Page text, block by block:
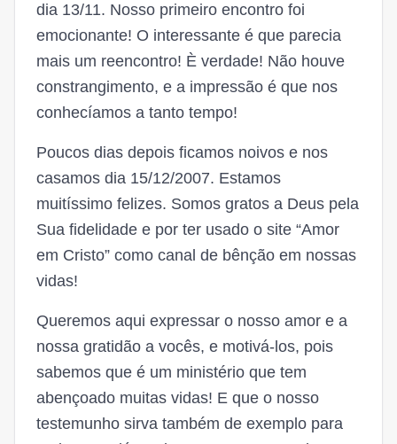
dia 13/11. Nosso primeiro encontro foi
emocionante! O interessante é que parecia
mais um reencontro! È verdade! Não houve
constrangimento, e a impressão é que nos
conhecíamos a tanto tempo!
Poucos dias depois ficamos noivos e nos
casamos dia 15/12/2007. Estamos
muitíssimo felizes. Somos gratos a Deus pela
Sua fidelidade e por ter usado o site “Amor
em Cristo” como canal de bênção em nossas
vidas!
Queremos aqui expressar o nosso amor e a
nossa gratidão a vocês, e motivá-los, pois
sabemos que é um ministério que tem
abençoado muitas vidas! E que o nosso
testemunho sirva também de exemplo para